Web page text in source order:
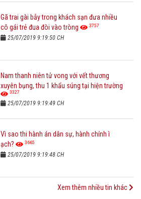
Gã trai gài bẫy trong khách sạn đưa nhiều
cô gái trẻ đua đòi vào tròng
3757
25/07/2019 9:19:50 CH
Nam thanh niên tử vong với vết thương
xuyên bụng, thu 1 khẩu súng tại hiện trường
3327
25/07/2019 9:19:49 CH
Vì sao thi hành án dân sự, hành chính ì
ạch?
3665
25/07/2019 9:19:48 CH
Xem thêm nhiều tin khác